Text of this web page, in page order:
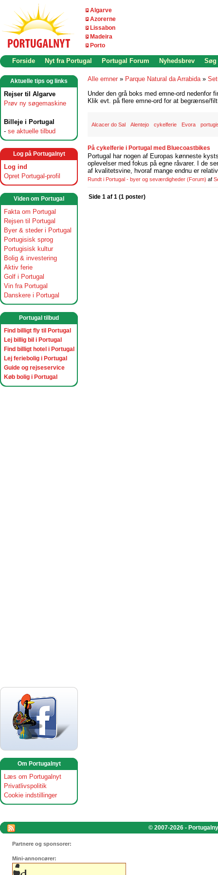
Algarve
Azorerne
Lissabon
Madeira
Porto
Forside Nyt fra Portugal Portugal Forum Nyhedsbrev Søg
Aktuelle tips og links
Rejser til Algarve
Prøv ny søgemaskine
Billeje i Portugal
- se aktuelle tilbud
Log på Portugalnyt
Log ind
Opret Portugal-profil
Viden om Portugal
Fakta om Portugal
Rejsen til Portugal
Byer & steder i Portugal
Portugisisk sprog
Portugisisk kultur
Bolig & investering
Aktiv ferie
Golf i Portugal
Vin fra Portugal
Danskere i Portugal
Portugal tilbud
Find billigt fly til Portugal
Lej billig bil i Portugal
Find billigt hotel i Portugal
Lej feriebolig i Portugal
Guide og rejseservice
Køb bolig i Portugal
Om Portugalnyt
Læs om Portugalnyt
Privatlivspolitik
Cookie indstillinger
Alle emner » Parque Natural da Arrabida»
Under den grå boks med emne-ord nedenfor
Klik evt. på flere emne-ord for at begrænse/
Alcacer do Sal Alentejo cykelferie Evora
På cykelferie i Portugal med Bluecoastbikes
Portugal har nogen af Europas kønneste
oplevelser med fokus på egne råvarer. I de
af kvalitetsvine, hvoraf mange endnu er
Rundt i Portugal - byer og seværdigheder (Forum) af
Side 1 af 1 (1 poster)
© 2007-2026 -
Partnere og sponsorer:
Mini-annoncører: